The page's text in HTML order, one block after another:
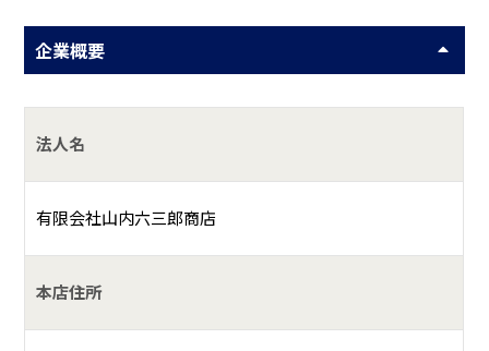
企業概要
法人名
有限会社山内六三郎商店
本店住所